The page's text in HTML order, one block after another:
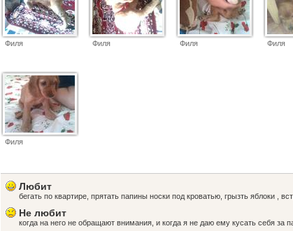
Филя Филя Филя Филя
Филя
Любит
бегать по квартире, прятать папины носки под кроватью, грызть яблоки ,
Не любит
когда на него не обращают внимания, и когда я не даю ему кусать себя за